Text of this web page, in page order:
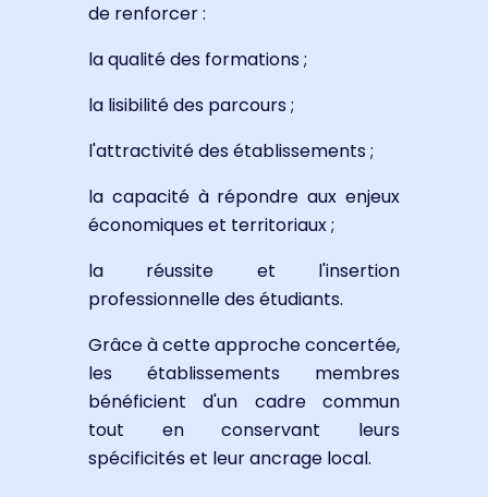
de renforcer :
la qualité des formations ;
la lisibilité des parcours ;
l'attractivité des établissements ;
la capacité à répondre aux enjeux
économiques et territoriaux ;
la réussite et l'insertion
professionnelle des étudiants.
Grâce à cette approche concertée,
les établissements membres
bénéficient d'un cadre commun
tout en conservant leurs
spécificités et leur ancrage local.